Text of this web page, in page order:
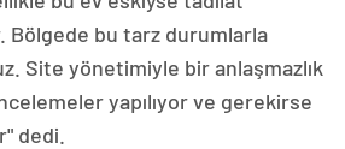
Bölgede bu tarz durumlarla
Site yönetimiyle bir anlaşmazlık
yapılıyor ve gerekirse
dedi.